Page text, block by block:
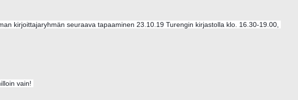
kirjoittajaryhmän seuraava tapaaminen 23.10.19 Turengin kirjastolla klo. 16.30-19.00,
vain!